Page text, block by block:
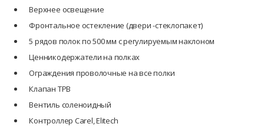
Верхнее освещение
Фронтальное остекление (двери -стеклопакет)
5 рядов полок по 500 мм с регулируемым наклоном
Ценникодержатели на полках
Ограждения проволочные на все полки
Клапан ТРВ
Вентиль соленоидный
Контроллер Carel, Elitech